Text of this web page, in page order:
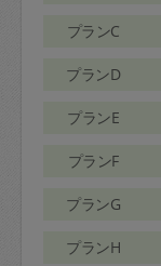
プランC
プランD
プランE
プランF
プランG
プランH